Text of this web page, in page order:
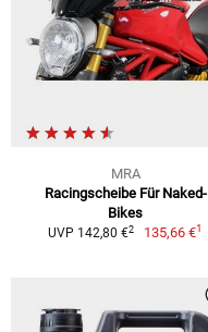
MRA
Racingscheibe Für Naked-
Bikes
UVP 142,80 €2 135,66 €1